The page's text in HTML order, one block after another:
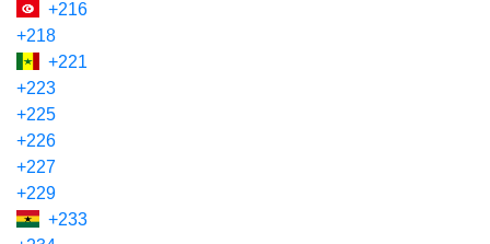
+216
+218
+221
+223
+225
+226
+227
+229
+233